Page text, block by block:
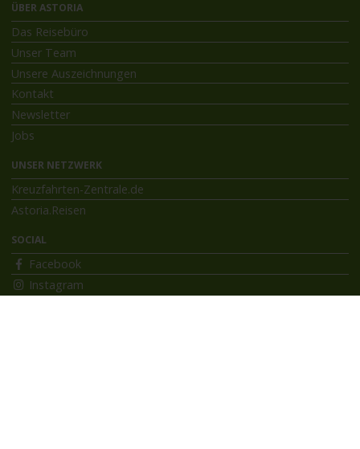
ÜBER ASTORIA
Das Reisebüro
Unser Team
Unsere Auszeichnungen
Kontakt
Newsletter
Jobs
UNSER NETZWERK
Kreuzfahrten-Zentrale.de
Astoria.Reisen
SOCIAL
Facebook
Instagram